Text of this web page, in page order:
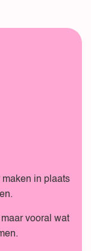
in plaats
vooral wat